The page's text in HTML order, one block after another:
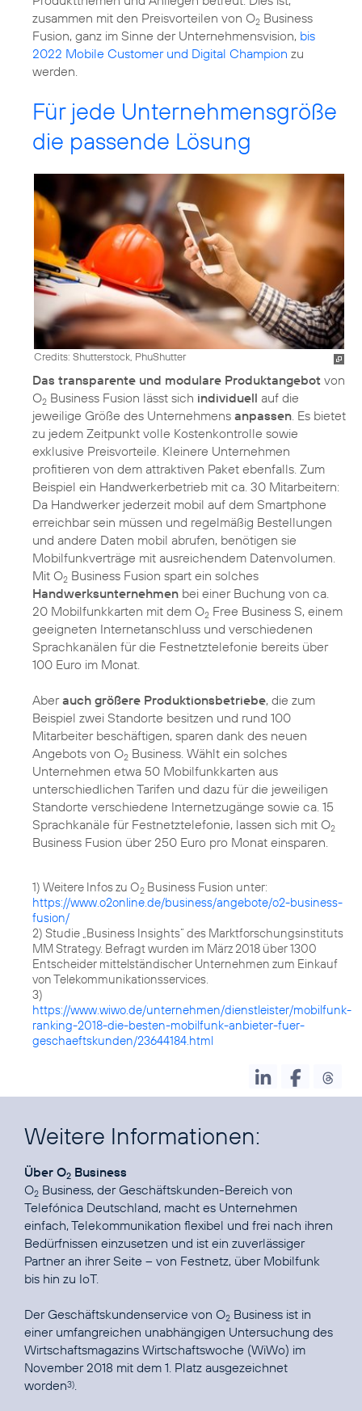
zusammen mit den Preisvorteilen von O2 Business
Fusion, ganz im Sinne der Unternehmensvision, bis
2022 Mobile Customer und Digital Champion zu
werden.
Für jede Unternehmensgröße
die passende Lösung
Credits: Shutterstock, PhuShutter
Das transparente und modulare Produktangebot von
O2 Business Fusion lässt sich individuell auf die
jeweilige Größe des Unternehmens anpassen . Es bietet
zu jedem Zeitpunkt volle Kostenkontrolle sowie
exklusive Preisvorteile. Kleinere Unternehmen
profitieren von dem attraktiven Paket ebenfalls. Zum
Beispiel ein Handwerkerbetrieb mit ca. 30 Mitarbeitern:
Da Handwerker jederzeit mobil auf dem Smartphone
erreichbar sein müssen und regelmäßig Bestellungen
und andere Daten mobil abrufen, benötigen sie
Mobilfunkverträge mit ausreichendem Datenvolumen.
Mit O2 Business Fusion spart ein solches
Handwerksunternehmen bei einer Buchung von ca.
20 Mobilfunkkarten mit dem O2 Free Business S, einem
geeigneten Internetanschluss und verschiedenen
Sprachkanälen für die Festnetztelefonie bereits über
100 Euro im Monat.
Aberauch größere Produktionsbetriebe, die zum
Beispiel zwei Standorte besitzen und rund 100
Mitarbeiter beschäftigen, sparen dank des neuen
Angebots von O2 Business. Wählt ein solches
Unternehmen etwa 50 Mobilfunkkarten aus
unterschiedlichen Tarifen und dazu für die jeweiligen
Standorte verschiedene Internetzugänge sowie ca. 15
Sprachkanäle für Festnetztelefonie, lassen sich mit O2
Business Fusion über 250 Euro pro Monat einsparen.
1) Weitere Infos zu O2 Business Fusion unter:
https://www.o2online.de/business/angebote/o2-business-
fusion/
2) Studie „Business Insights“ des Marktforschungsinstituts
MM Strategy. Befragt wurden im März 2018 über 1300
Entscheider mittelständischer Unternehmen zum Einkauf
von Telekommunikationsservices.
3)
https://www.wiwo.de/unternehmen/dienstleister/mobilfunk-
ranking-2018-die-besten-mobilfunk-anbieter-fuer-
geschaeftskunden/23644184.html
Weitere Informationen:
Über O2 Business
O2 Business, der Geschäftskunden-Bereich von
Telefónica Deutschland, macht es Unternehmen
einfach, Telekommunikation flexibel und frei nach ihren
Bedürfnissen einzusetzen und ist ein zuverlässiger
Partner an ihrer Seite – von Festnetz, über Mobilfunk
bis hin zu IoT.
Der Geschäftskundenservice von O2 Business ist in
einer umfangreichen unabhängigen Untersuchung des
Wirtschaftsmagazins Wirtschaftswoche (WiWo) im
November 2018 mit dem 1. Platz ausgezeichnet
worden3)